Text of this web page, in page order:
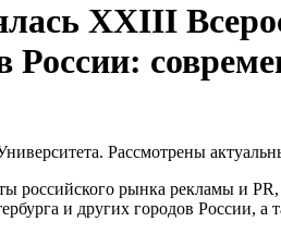
XXIII
Рассмотрены
российского рынка рекламы и
и других городов России, а